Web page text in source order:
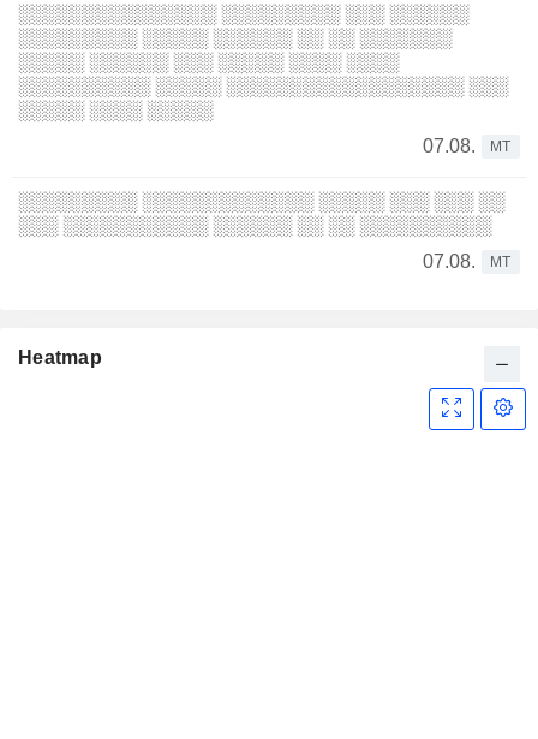
░░░░░░░░░░░░░░░ ░░░░░░░░░ ░░░ ░░░░░░
░░░░░░░░░ ░░░░░ ░░░░░░ ░░ ░░ ░░░░░░░
░░░░░ ░░░░░░ ░░░ ░░░░░ ░░░░ ░░░░
░░░░░░░░░░ ░░░░░ ░░░░░░░░░░░░░░░░░░ ░░░
░░░░░ ░░░░ ░░░░░
07.08.
MT
░░░░░░░░░ ░░░░░░░░░░░░░ ░░░░░ ░░░ ░░░ ░░
░░░ ░░░░░░░░░░░ ░░░░░░ ░░ ░░ ░░░░░░░░░░
07.08.
MT
Heatmap